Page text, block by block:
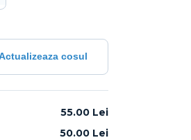
cosul
55.00 Lei
50.00 Lei